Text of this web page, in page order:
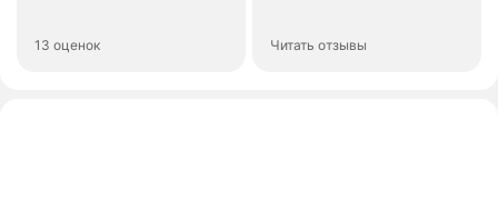
13 оценок Читать отзывы